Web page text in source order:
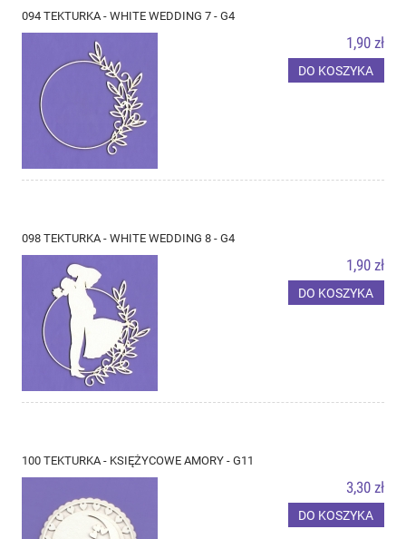
094 TEKTURKA - WHITE WEDDING 7 - G4
1,90 zł
DO KOSZYKA
098 TEKTURKA - WHITE WEDDING 8 - G4
1,90 zł
DO KOSZYKA
100 TEKTURKA - KSIĘŻYCOWE AMORY - G11
3,30 zł
DO KOSZYKA